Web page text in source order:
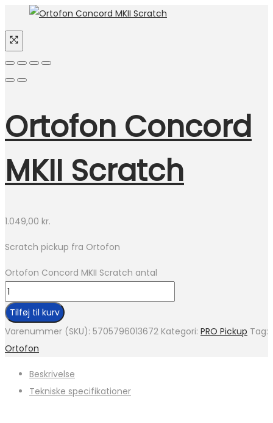
Ortofon Concord
MKII Scratch
1.049,00 kr.
Scratch pickup fra Ortofon
Ortofon Concord MKII Scratch antal
Tilføj til kurv
Varenummer (SKU): 5705796013672 Kategori: PRO Pickup Tag:
Ortofon
Beskrivelse
Tekniske specifikationer